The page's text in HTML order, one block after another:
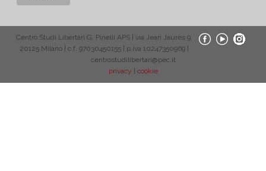
Centro Studi Libertari G. Pinelli APS | via Jean Jaurès 9,
20125 Milano | c.f. 97030450155 | p.iva 10247350969 |
centrostudilibertari@pec.it
privacy
cookie